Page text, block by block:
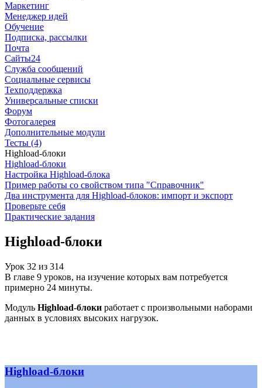
Маркетинг
Менеджер идей
Обучение
Подписка, рассылки
Почта
Сайты24
Служба сообщений
Социальные сервисы
Техподдержка
Универсальные списки
Форум
Фотогалерея
Дополнительные модули
Тесты (4)
Highload-блоки
Highload-блоки
Настройка Highload-блока
Пример работы со свойством типа "Справочник"
Два инструмента для Highload-блоков: импорт и экспорт
Проверьте себя
Практические задания
Highload-блоки
Урок 32 из 314
В главе 9 уроков, на изучение которых вам потребуется
примерно 24 минуты.
Модуль Highload-блоки работает с произвольными наборами
данных в условиях высоких нагрузок.
Highload-блоки